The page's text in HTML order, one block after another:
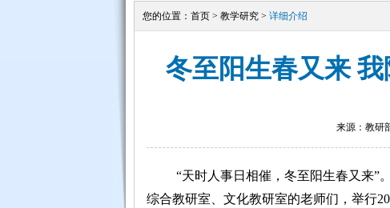
您的位置： 首页 > 教学研究 > 详细介绍
冬至阳生春又来
来源：教研
“天时人事日相催，冬至阳生春又来”
综合教研室、文化教研室的老师们，举行